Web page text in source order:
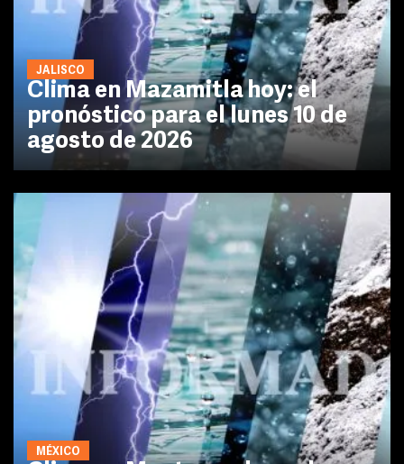
JALISCO
Clima en Mazamitla hoy: el
pronóstico para el lunes 10 de
agosto de 2026
MÉXICO